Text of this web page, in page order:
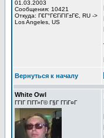
01.03.2003
Сообщения: 10421
Откуда: Г€Г°ГЄГіГІГ±ГЄ, RU ->
Los Angeles, US
Вернуться к началу
White Owl
ГГІГ ГІГ­Г»Г© Г§Г Г­ГіГ¤Г